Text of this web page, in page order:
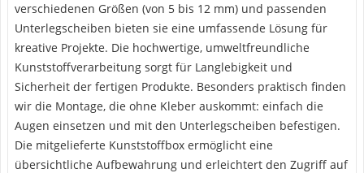
verschiedenen Größen (von 5 bis 12 mm) und passenden
Unterlegscheiben bieten sie eine umfassende Lösung für
kreative Projekte. Die hochwertige, umweltfreundliche
Kunststoffverarbeitung sorgt für Langlebigkeit und
Sicherheit der fertigen Produkte. Besonders praktisch finden
wir die Montage, die ohne Kleber auskommt: einfach die
Augen einsetzen und mit den Unterlegscheiben befestigen.
Die mitgelieferte Kunststoffbox ermöglicht eine
übersichtliche Aufbewahrung und erleichtert den Zugriff auf